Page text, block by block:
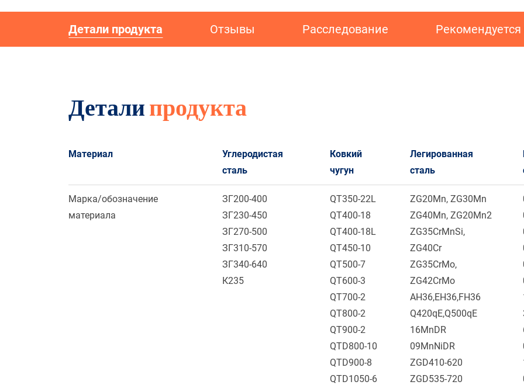
Детали продукта Отзывы Расследование
Детали продукта
Материал
Углеродистая
сталь
Ковкий
чугун
Легированная
сталь
Марка/обозначение
материала
ЗГ200-400
ЗГ230-450
ЗГ270-500
ЗГ310-570
ЗГ340-640
К235
QT350-22L
QT400-18
QT400-18L
QT450-10
QT500-7
QT600-3
QT700-2
QT800-2
QT900-2
QTD800-10
QTD900-8
QTD1050-6
ZG20Mn, ZG30Mn
ZG40Mn, ZG20Mn2
ZG35CrMnSi,
ZG40Cr
ZG35CrMo,
ZG42CrMo
AH36,EH36,FH36
Q420qE,Q500qE
16MnDR
09MnNiDR
ZGD410-620
ZGD535-720